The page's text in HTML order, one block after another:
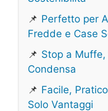
📌 Perfetto per
Fredde e Case
📌 Stop a
Condensa
📌 Facile,
Solo Vantaggi